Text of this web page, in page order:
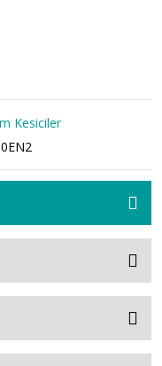
Kesiciler